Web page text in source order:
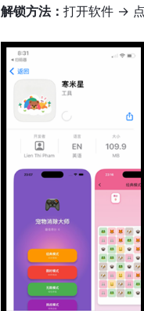
解锁方法： 打开软件 →